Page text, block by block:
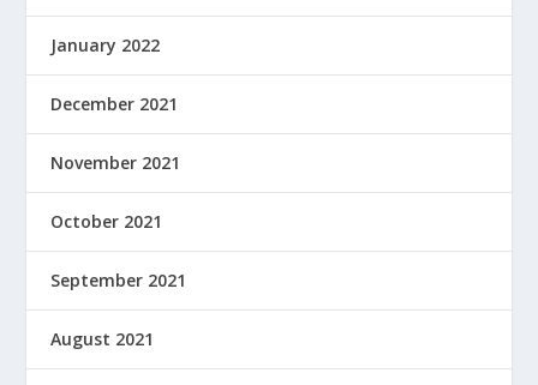
January 2022
December 2021
November 2021
October 2021
September 2021
August 2021